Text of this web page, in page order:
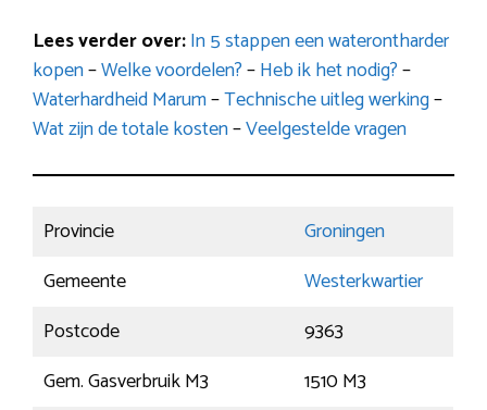
Lees verder over:In 5 stappen een waterontharder
kopen–Welke voordelen?–Heb ik het nodig?–
Waterhardheid Marum–Technische uitleg werking–
Wat zijn de totale kosten–Veelgestelde vragen
Provincie
Groningen
Gemeente
Westerkwartier
Postcode
9363
Gem. Gasverbruik M3
1510 M3